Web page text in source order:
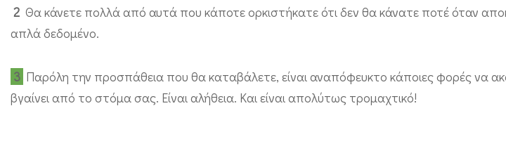
μ
π
ο
ρ
ε
2 Θα κάνετε πολλά από αυτά που κάποτε ορκιστήκατε ότι δεν θα κάνατε ποτέ όταν
απλά δεδομένο.
3 Παρόλη την προσπάθεια που θα καταβάλετε, είναι αναπόφευκτο κάποιες φορές να
βγαίνει από το στόμα σας. Είναι αλήθεια. Και είναι απολύτως τρομαχτικό!